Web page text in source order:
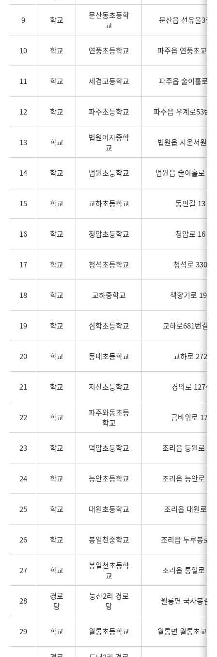
9 학교
문산동초등학
교
문산읍 선유울3길
10 학교 연풍초등학교 파주읍 연풍초교길
11 학교 세경고등학교 파주읍 술이홀로
12 학교 파주초등학교 파주읍 우계로53번
13 학교
법원여자중학
교
법원읍 자운서원로
14 학교 법원초등학교 법원읍 술이홀로
15 학교 교하초등학교 동편길 13
16 학교 청암초등학교 청암로 16
17 학교 청석초등학교 청석로 330
18 학교 교하중학교 책향기로 194
19 학교 심학초등학교 교하로681번길
20 학교 동패초등학교 교하로 272
21 학교 지산초등학교 경의로 1274
22 학교
파주와동초등
학교
금바위로 17
23 학교 덕암초등학교 조리읍 등원로
24 학교 능안초등학교 조리읍 능안로
25 학교 대원초등학교 조리읍 대원로 30
26 학교 봉일천중학교 조리읍 두루봉로
27 학교
봉일천초등학
교
조리읍 통일로
28
경로
당
능산2리 경로
당
월롱면 국사봉길
29 학교 월롱초등학교 월롱면 월롱초교길